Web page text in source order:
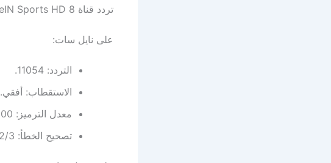
تردد قناة beIN Sports HD 8 الناقلة للمباراة:
على نايل سات:
التردد: 11054.
الاستقطاب: أفقي.
معدل الترميز: 27500.
تصحيح الخطأ: 2/3.